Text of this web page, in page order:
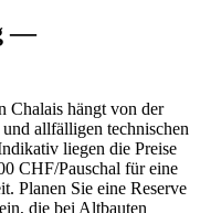
—
Chalais hängt von der
allfälligen technischen
liegen die Preise
CHF/Pauschal für eine
Planen Sie eine Reserve
die bei Altbauten